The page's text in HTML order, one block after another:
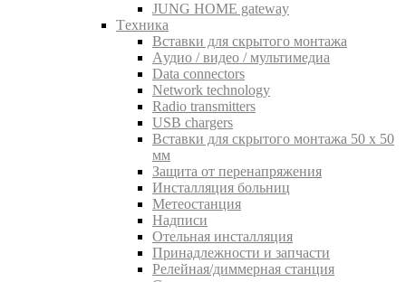
JUNG HOME gateway
Tехника
Вставки для скрытого монтажа
Aудио / видео / мультимедиа
Data connectors
Network technology
Radio transmitters
USB chargers
Вставки для скрытого монтажа 50 x 50
мм
Защита от перенапряжения
Инсталляция больниц
Метеостанция
Надписи
Отельная инсталляция
Принадлежности и запчасти
Релейная/диммерная станция